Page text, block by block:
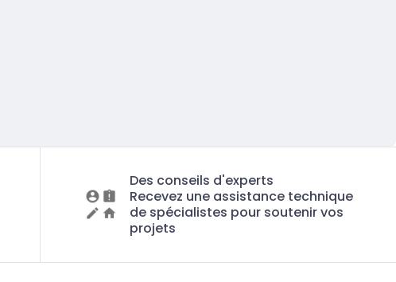
Des conseils d'experts
Recevez une assistance technique
de spécialistes pour soutenir vos
projets